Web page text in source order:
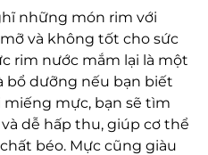
những món rim với
và không tốt cho sức
rim nước mắm lại là một
bổ dưỡng nếu bạn biết
miếng mực, bạn sẽ tìm
dễ hấp thu, giúp cơ thể
béo. Mực cũng giàu